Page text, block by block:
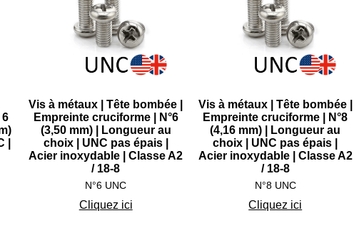
Vis à métaux | Tête bombée |
Empreinte cruciforme | N°6
(3,50 mm) | Longueur au
choix | UNC pas épais |
Acier inoxydable | Classe A2
/ 18-8
N°6 UNC
Cliquez ici
Vis à métaux | Tête bombée |
Empreinte cruciforme | N°8
(4,16 mm) | Longueur au
choix | UNC pas épais |
Acier inoxydable | Classe A2
/ 18-8
N°8 UNC
Cliquez ici